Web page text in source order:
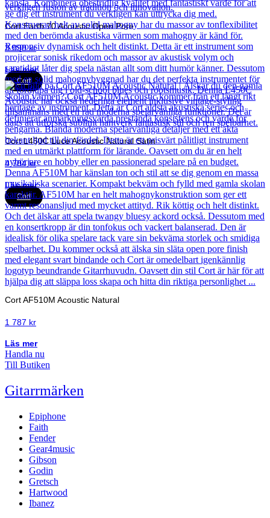
Cort Earth 70 Acoustic Open Pore
3 990kr
Läs mer
Cort
Cort L450C Luce Acoustic Natural Satin
4 704kr
Läs mer
Cort
Cort AF510M Acoustic Natural
1 787 kr
Läs mer
Handla nu
Till Butiken
Gitarrmärken
Epiphone
Faith
Fender
Gear4music
Gibson
Godin
Gretsch
Hartwood
Ibanez